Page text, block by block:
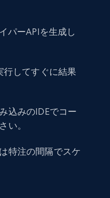
パーAPIを生成し
行してすぐに結果
込みのIDEでコー
い。
特注の間隔でスケ